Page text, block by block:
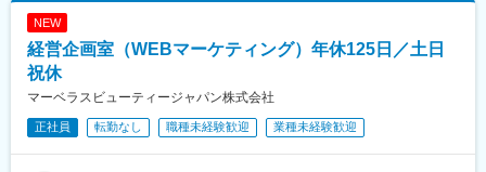
NEW
経営企画室（WEBマーケティング）年休125日／土日
祝休
マーベラスビューティージャパン株式会社
正社員 転勤なし 職種未経験歓迎 業種未経験歓迎